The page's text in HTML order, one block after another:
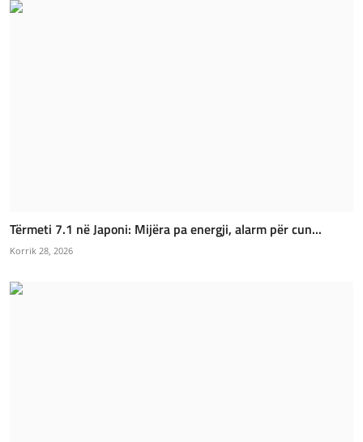
Tërmeti 7.1 në Japoni: Mijëra pa energji, alarm për cun...
Korrik 28, 2026